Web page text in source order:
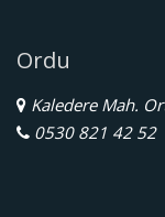
Ordu
Kaledere Mah.
0530 821 42 52